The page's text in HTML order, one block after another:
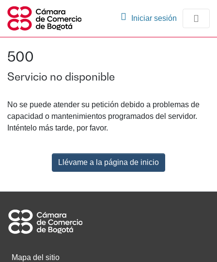
Iniciar sesión (current)
500
Servicio no disponible
No se puede atender su petición debido a problemas de
capacidad o mantenimientos programados del servidor.
Inténtelo más tarde, por favor.
Llévame a la página de inicio
Mapa del sitio